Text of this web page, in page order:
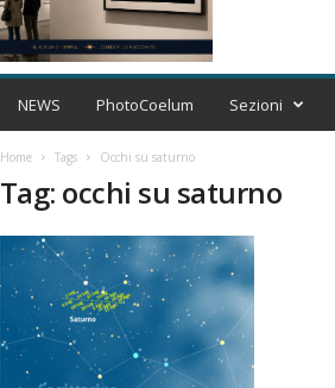
C
m
s
n
o
NEWS PhotoCoelum Sezioni
Home Tags Occhi su saturno
Tag: occhi su saturno